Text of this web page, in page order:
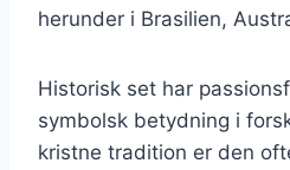
herunder i Brasilien,
Historisk set har
symbolsk betydning i
kristne tradition er den